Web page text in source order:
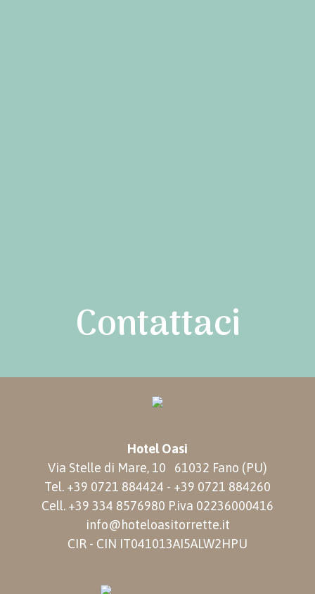
Contattaci
Hotel Oasi
Via Stelle di Mare, 10
61032 Fano (PU)
Tel. +39 0721 884424 - +39 0721 884260
Cell. +39 334 8576980 P.iva 02236000416
info@hoteloasitorrette.it
CIR - CIN IT041013AI5ALW2HPU